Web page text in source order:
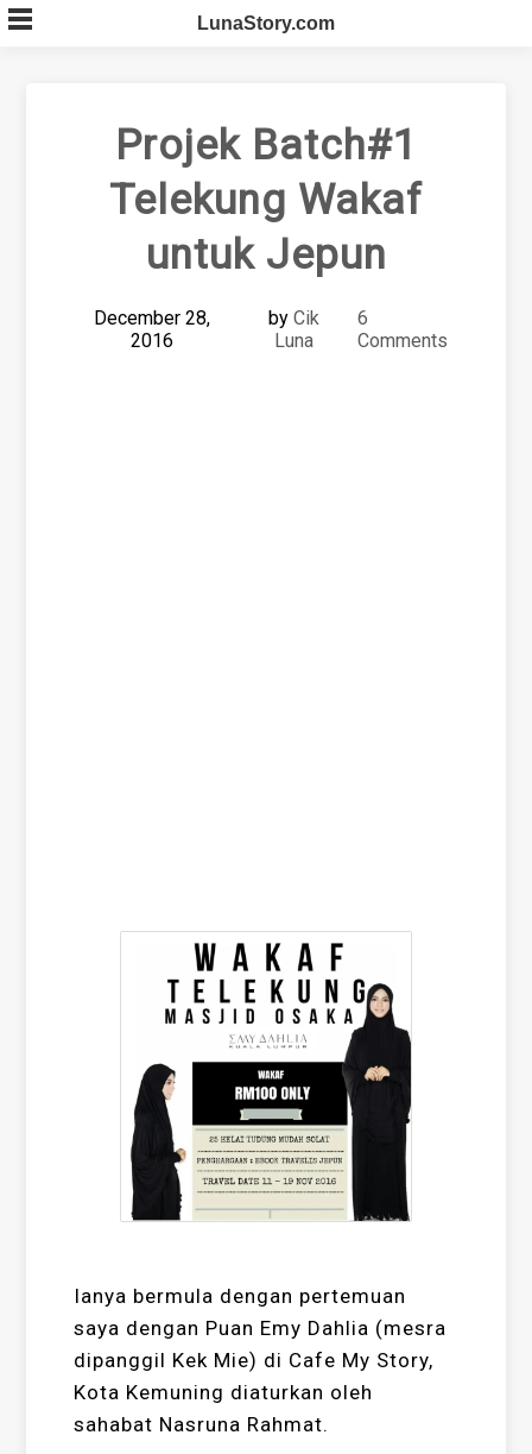
Skip
to
LunaStory.com
Projek Batch#1
Telekung Wakaf
untuk Jepun
December 28,
2016
by Cik
Luna
6
Comments
Ianya bermula dengan pertemuan
saya dengan Puan Emy Dahlia (mesra
dipanggil Kek Mie) di Cafe My Story,
Kota Kemuning diaturkan oleh
sahabat Nasruna Rahmat.